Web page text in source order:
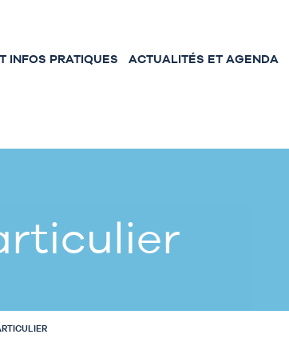
INFOS PRATIQUES ACTUALITÉS ET AGENDA